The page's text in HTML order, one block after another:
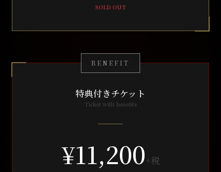
SOLD OUT
BENEFIT
特典付きチケット
Ticket with benefits
¥11,200+税